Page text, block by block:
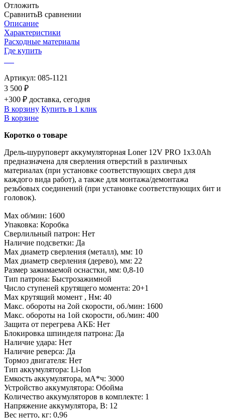
Отложить
СравнитьВ сравнении
Описание
Характеристики
Расходные материалы
Где купить
Артикул: 085-1121
3 500 ₽
+300 ₽ доставка, сегодня
В корзину Купить в 1 клик
В корзине
Коротко о товаре
Дрель-шуруповерт аккумуляторная Loner 12V PRO 1x3.0Ah
предназначена для сверления отверстий в различных
материалах (при установке соответствующих сверл для
каждого вида работ), а также для монтажа/демонтажа
резьбовых соединений (при установке соответствующих бит и
головок).
Max об/мин: 1600
Упаковка: Коробка
Сверлильный патрон: Нет
Наличие подсветки: Да
Max диаметр сверления (металл), мм: 10
Max диаметр сверления (дерево), мм: 22
Размер зажимаемой оснастки, мм: 0,8-10
Тип патрона: Быстрозажимной
Число ступеней крутящего момента: 20+1
Max крутящий момент , Нм: 40
Макс. обороты на 2ой скорости, об./мин: 1600
Макс. обороты на 1ой скорости, об./мин: 400
Защита от перегрева АКБ: Нет
Блокировка шпинделя патрона: Да
Наличие удара: Нет
Наличие реверса: Да
Тормоз двигателя: Нет
Тип аккумулятора: Li-Ion
Емкость аккумулятора, мА*ч: 3000
Устройство аккумулятора: Обойма
Количество аккумуляторов в комплекте: 1
Напряжение аккумулятора, В: 12
Вес нетто, кг: 0,96